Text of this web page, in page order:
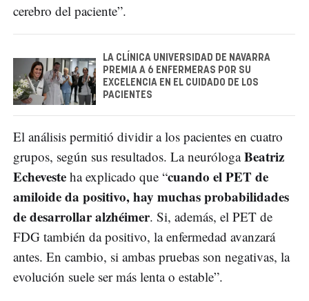
cerebro del paciente”.
LA CLÍNICA UNIVERSIDAD DE NAVARRA
PREMIA A 6 ENFERMERAS POR SU
EXCELENCIA EN EL CUIDADO DE LOS
PACIENTES
El análisis permitió dividir a los pacientes en cuatro
grupos, según sus resultados. La neurólogaBeatriz
Echeveste ha explicado que “cuando el PET de
amiloide da positivo, hay muchas probabilidades
de desarrollar alzhéimer. Si, además, el PET de
FDG también da positivo, la enfermedad avanzará
antes. En cambio, si ambas pruebas son negativas, la
evolución suele ser más lenta o estable”.